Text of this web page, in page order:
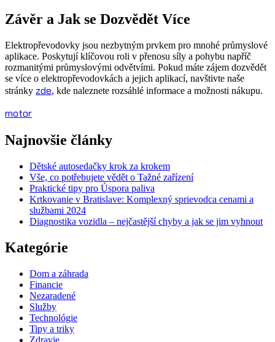
Závěr a Jak se Dozvědět Více
Elektropřevodovky jsou nezbytným prvkem pro mnohé průmyslové
aplikace. Poskytují klíčovou roli v přenosu síly a pohybu napříč
rozmanitými průmyslovými odvětvími. Pokud máte zájem dozvědět
se více o elektropřevodovkách a jejich aplikací, navštivte naše
stránky zde, kde naleznete rozsáhlé informace a možnosti nákupu.
motor
Najnovšie články
Dětské autosedačky krok za krokem
Vše, co potřebujete vědět o Tažné zařízení
Praktické tipy pro Úspora paliva
Krtkovanie v Bratislave: Komplexný sprievodca cenami a
službami 2024
Diagnostika vozidla – nejčastější chyby a jak se jim vyhnout
Kategórie
Dom a záhrada
Financie
Nezaradené
Služby
Technológie
Tipy a triky
Zdravie